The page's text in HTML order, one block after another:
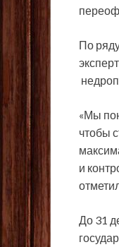
По
«Мы
чтобы
и
До 31